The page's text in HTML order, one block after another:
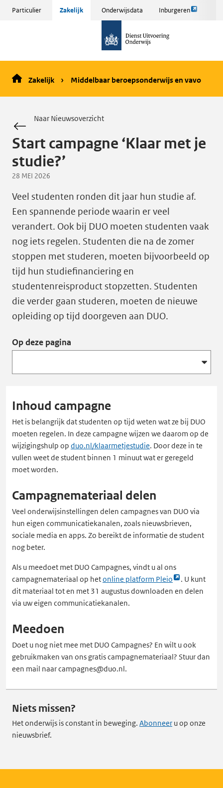
Sla
naar
inhoud
Particulier Zakelijk Onderwijsdata Inburgeren
Link
pagina
de
Zakelijk Middelbaar beroepsonderwijs en vavo
Naar Nieuwsoverzicht
Start campagne ‘Klaar met je
studie?’
28 MEI 2026
Veel studenten ronden dit jaar hun studie af.
Een spannende periode waarin er veel
verandert. Ook bij DUO moeten studenten vaak
nog iets regelen. Studenten die na de zomer
stoppen met studeren, moeten bijvoorbeeld op
tijd hun studiefinanciering en
studentenreisproduct stopzetten. Studenten
die verder gaan studeren, moeten de nieuwe
opleiding op tijd doorgeven aan DUO.
Op deze pagina
Inhoud campagne
Het is belangrijk dat studenten op tijd weten wat ze bij DUO
moeten regelen. In deze campagne wijzen we daarom op de
wijzigingshulp op duo.nl/klaarmetjestudie. Door deze in te
vullen weet de student binnen 1 minuut wat er geregeld
moet worden.
Campagnemateriaal delen
Veel onderwijsinstellingen delen campagnes van DUO via
hun eigen communicatiekanalen, zoals nieuwsbrieven,
sociale media en apps. Zo bereikt de informatie de student
nog beter.
Als u meedoet met DUO Campagnes, vindt u al ons
campagnemateriaal op hetonline platform Pleio
Link
opent
externe
nieuw
tabblad
. U kunt
dit materiaal tot en met 31 augustus downloaden en delen
via uw eigen communicatiekanalen.
Meedoen
Doet u nog niet mee met DUO Campagnes? En wilt u ook
gebruikmaken van ons gratis campagnemateriaal? Stuur dan
een mail naar campagnes@duo.nl.
Niets missen?
Het onderwijs is constant in beweging. Abonneer u op onze
nieuwsbrief.